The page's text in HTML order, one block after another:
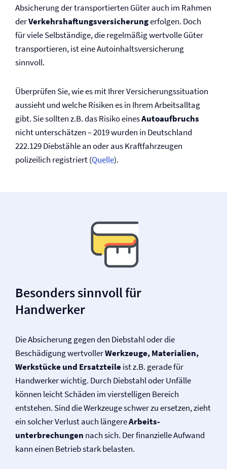
Absicherung der transportierten Güter auch im Rahmen
derVerkehrshaftungs­versicherungerfolgen. Doch
für viele Selbständige, die regelmäßig wertvolle Güter
transportieren, ist eine Autoinhalts­versicherung
sinnvoll.
Überprüfen Sie, wie es mit Ihrer Versicherungssituation
aussieht und welche Risiken es in Ihrem Arbeitsalltag
gibt. Sie sollten z.B. das Risiko einesAutoaufbruchs
nicht unterschätzen – 2019 wurden in Deutschland
222.129 Diebstähle an oder aus Kraftfahrzeugen
polizeilich registriert (Quelle).
Besonders sinnvoll für
Handwerker
Die Absicherung gegen den Diebstahl oder die
Beschädigung wertvollerWerkzeuge, Materialien,
Werkstücke und Ersatzteileist z.B. gerade für
Handwerker wichtig. Durch Diebstahl oder Unfälle
können leicht Schäden im vierstelligen Bereich
entstehen. Sind die Werkzeuge schwer zu ersetzen, zieht
ein solcher Verlust auch längereArbeits­
unterbrechungen nach sich. Der finanzielle Aufwand
kann einen Betrieb stark belasten.